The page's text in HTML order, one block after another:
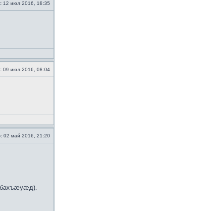
12 июл 2016, 18:35
09 июл 2016, 08:04
02 май 2016, 21:20